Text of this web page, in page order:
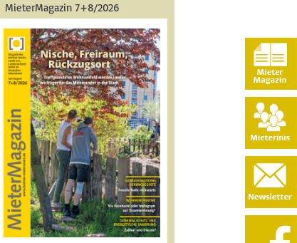
MieterMagazin 7+8/2026